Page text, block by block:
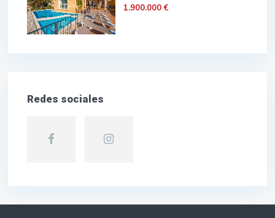
1.900.000 €
Redes sociales